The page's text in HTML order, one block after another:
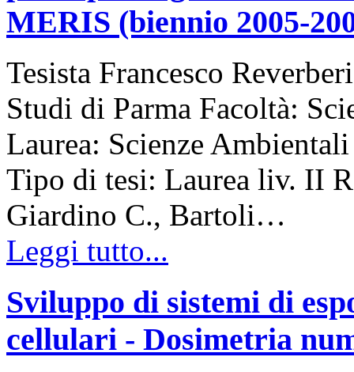
MERIS (biennio 2005-
Tesista Francesco
Studi di Parma Facoltà:
Laurea: Scienze
Tipo di tesi: Laurea liv. II
Giardino C., Bartoli…
Leggi tutto...
Sviluppo di sistemi di
cellulari - Dosimetria